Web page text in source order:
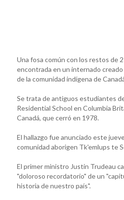
Una fosa común con los restos de
encontrada en un internado
de la comunidad indígena de
Se trata de antiguos estudiantes
Residential School en Columbia
Canadá, que cerró en 1978.
El hallazgo fue anunciado este
comunidad aborigen Tk'emlups te
El primer ministro Justin Trudeau
"doloroso recordatorio" de un
historia de nuestro país".